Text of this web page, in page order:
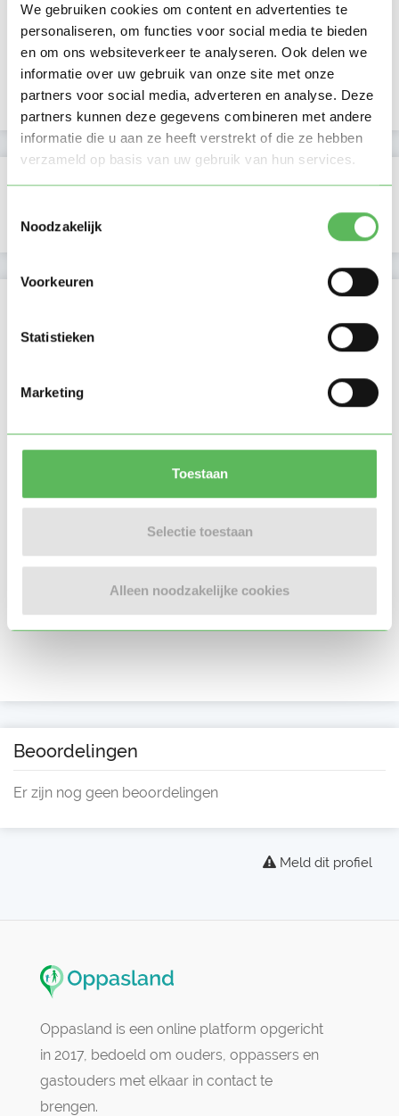
We gebruiken cookies om content en advertenties te
personaliseren, om functies voor social media te bieden
en om ons websiteverkeer te analyseren. Ook delen we
informatie over uw gebruik van onze site met onze
partners voor social media, adverteren en analyse. Deze
partners kunnen deze gegevens combineren met andere
informatie die u aan ze heeft verstrekt of die ze hebben
verzameld op basis van uw gebruik van hun services.
Noodzakelijk
Voorkeuren
Statistieken
Marketing
Toestaan
Selectie toestaan
Alleen noodzakelijke cookies
Laatste activiteit 26-03-2026
Lid sinds 23-12-2025
Profiel bijgewerkt 23-12-2025
Verificaties
E-mailadres is geverifieerd
Beoordelingen
Er zijn nog geen beoordelingen
Meld dit profiel
Oppasland is een online platform opgericht
in 2017, bedoeld om ouders, oppassers en
gastouders met elkaar in contact te
brengen.